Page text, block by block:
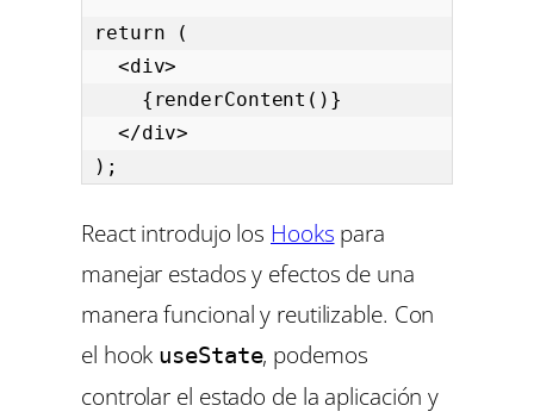
return (
);
React introdujo los Hooks para
manejar estados y efectos de una
manera funcional y reutilizable. Con
el hook useState, podemos
controlar el estado de la aplicación y